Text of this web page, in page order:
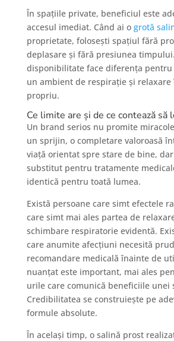
În spațiile private, beneficiul este
accesul imediat. Când ai o grotă
proprietate, folosești spațiul fără
deplasare și fără presiunea
disponibilitate face diferența pentru
un ambient de respirație și
propriu.
Ce limite are și de ce contează să
Un brand serios nu promite
un sprijin, o completare valoroasă
viață orientat spre stare de bine,
substitut pentru tratamente
identică pentru toată lumea.
Există persoane care simt efectele
care simt mai ales partea de
schimbare respiratorie evidentă.
care anumite afecțiuni necesită
recomandare medicală înainte de
nuanțat este important, mai ales
urile care comunică beneficiile unei
Credibilitatea se construiește pe
formule absolute.
În același timp, o salină prost